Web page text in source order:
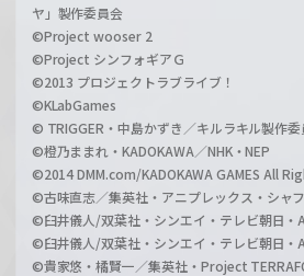
ヤ」製作委員会
©Project wooser 2
©Project シンフォギアＧ
©2013 プロジェクトラブライブ！
©KLabGames
© TRIGGER・中島かずき／キルラキル製作委
©橙乃ままれ・KADOKAWA／NHK・NEP
©2014 DMM.com/KADOKAWA GAMES All
©古味直志／集英社・アニプレックス・シャ
©臼井儀人/双葉社・シンエイ・テレビ朝日・
©臼井儀人/双葉社・シンエイ・テレビ朝日・
©貴家悠・橘賢一／集英社・Project